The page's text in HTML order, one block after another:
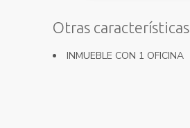
Otras características
INMUEBLE CON 1 OFICINA